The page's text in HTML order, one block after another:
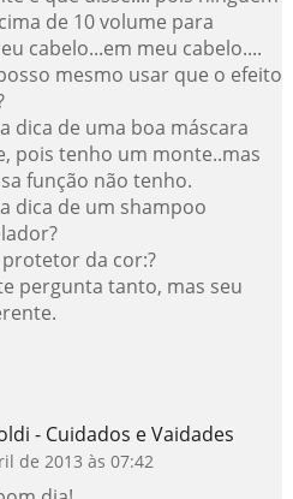
de 10 volume para
cabelo...em meu cabelo....
mesmo usar que o efeito
dica de uma boa máscara
pois tenho um monte..mas
função não tenho.
dica de um shampoo
da cor:?
pergunta tanto, mas seu
- Cuidados e Vaidades
de 2013 às 07:42